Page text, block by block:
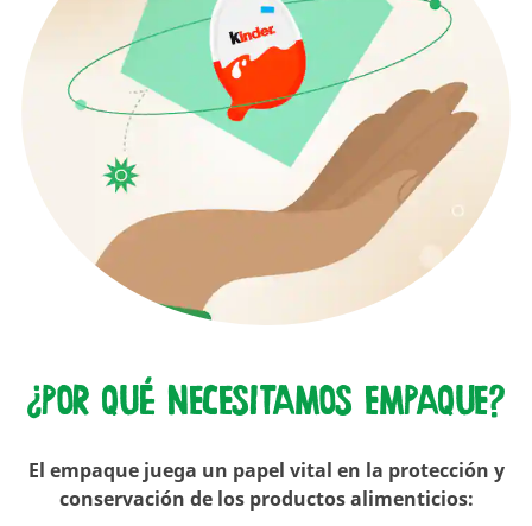
¿POR QUÉ NECESITAMOS EMPAQUE?
El empaque juega un papel vital en la protección y
conservación de los productos alimenticios: